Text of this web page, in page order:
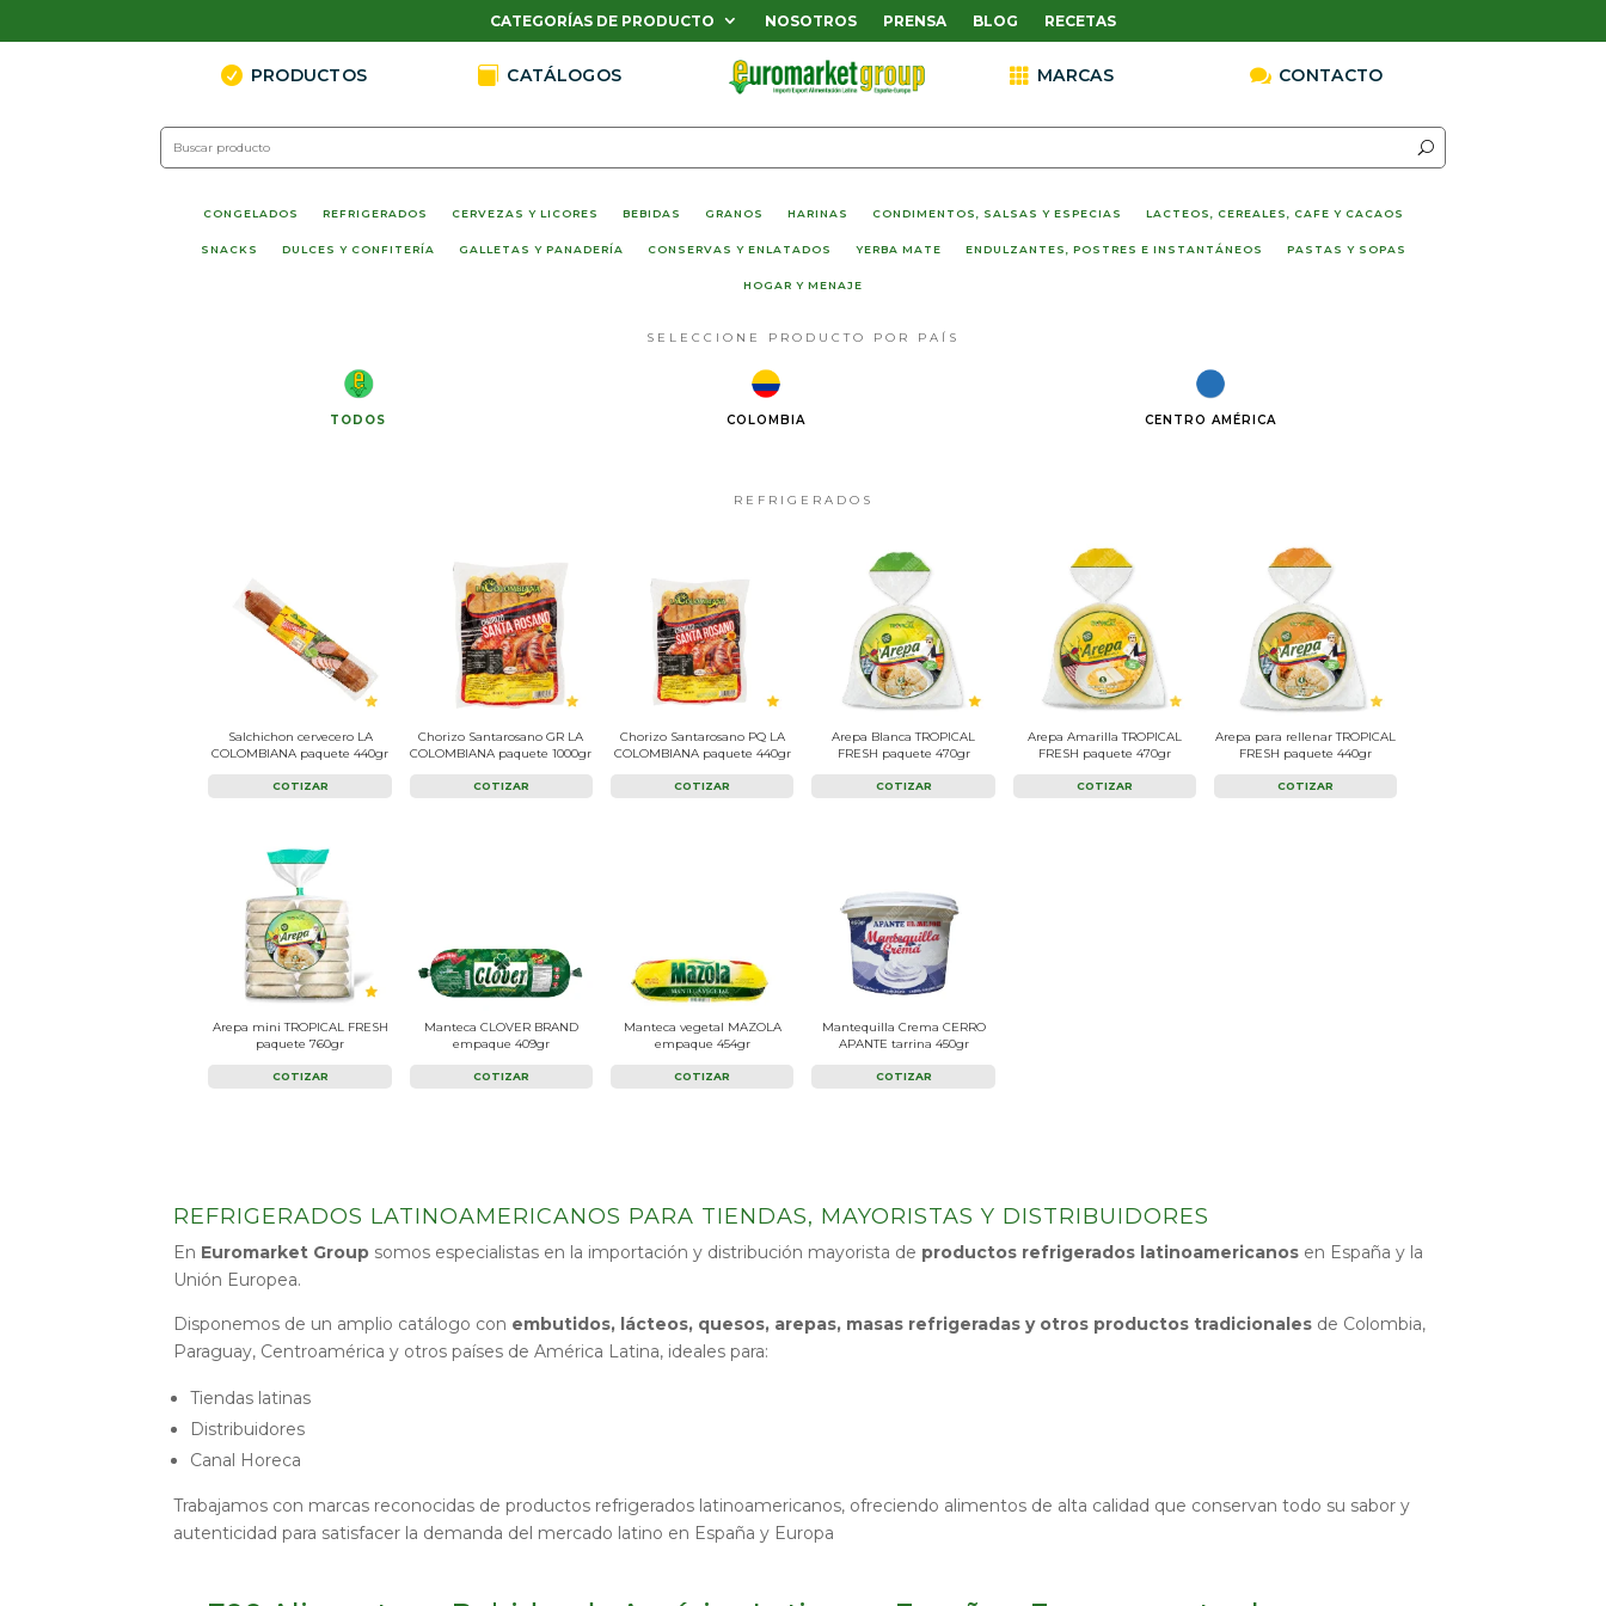
CATEGORÍAS DE PRODUCTO NOSOTROS PRENSA BLOG RECETAS
 PRODUCTOS  CATÁLOGOS  MARCAS  CONTACTO
CONGELADOS REFRIGERADOS CERVEZAS Y LICORES BEBIDAS GRANOS HARINAS CONDIMENTOS, SALSAS Y ESPECIAS LACTEOS, CEREALES, CAFE Y CACAOS
SNACKS DULCES Y CONFITERÍA GALLETAS Y PANADERÍA CONSERVAS Y ENLATADOS YERBA MATE ENDULZANTES, POSTRES E INSTANTÁNEOS PASTAS Y SOPAS
HOGAR Y MENAJE
SELECCIONE PRODUCTO POR PAÍS
TODOS COLOMBIA CENTRO AMÉRICA
REFRIGERADOS
Salchichon cervecero LA
COLOMBIANA paquete 440gr
COTIZAR
Chorizo Santarosano GR LA
COLOMBIANA paquete 1000gr
COTIZAR
Chorizo Santarosano PQ LA
COLOMBIANA paquete 440gr
COTIZAR
Arepa Blanca TROPICAL
FRESH paquete 470gr
COTIZAR
Arepa Amarilla TROPICAL
FRESH paquete 470gr
COTIZAR
Arepa para rellenar TROPICAL
FRESH paquete 440gr
COTIZAR
Arepa mini TROPICAL FRESH
paquete 760gr
COTIZAR
Manteca CLOVER BRAND
empaque 409gr
COTIZAR
Manteca vegetal MAZOLA
empaque 454gr
COTIZAR
Mantequilla Crema CERRO
APANTE tarrina 450gr
COTIZAR
REFRIGERADOS LATINOAMERICANOS PARA TIENDAS, MAYORISTAS Y DISTRIBUIDORES
En Euromarket Group somos especialistas en la importación y distribución mayorista de productos refrigerados latinoamericanos en España y la
Unión Europea.
Disponemos de un amplio catálogo con embutidos, lácteos, quesos, arepas, masas refrigeradas y otros productos tradicionales de Colombia,
Paraguay, Centroamérica y otros países de América Latina, ideales para:
Tiendas latinas
Distribuidores
Canal Horeca
Trabajamos con marcas reconocidas de productos refrigerados latinoamericanos, ofreciendo alimentos de alta calidad que conservan todo su sabor y
autenticidad para satisfacer la demanda del mercado latino en España y Europa